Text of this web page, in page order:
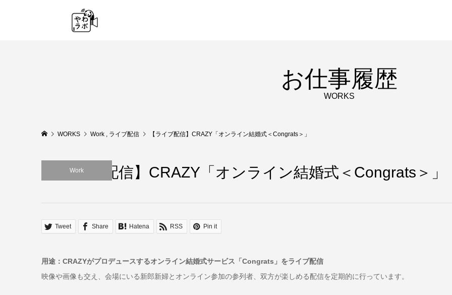
お仕事履歴
WORKS
WORKS Work , ライブ配信 【ライブ配信】CRAZY「オンライン結婚式＜Congrats＞」
Work
【ライブ配信】CRAZY「オンライン結婚式＜Congrats＞」
Tweet Share Hatena RSS Pin it
用途：CRAZYがプロデュースするオンライン結婚式サービス「Congrats」をライブ配信
映像や画像も交え、会場にいる新郎新婦とオンライン参加の参列者、双方が楽しめる配信を定期的に行っています。